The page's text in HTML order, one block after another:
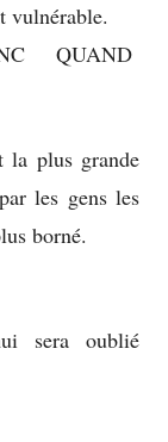
vulnérable.
QUAND
la plus grande
les gens les
borné.
sera oublié